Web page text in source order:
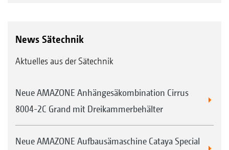
News Sätechnik
Aktuelles aus der Sätechnik
Neue AMAZONE Anhängesäkombination Cirrus
8004-2C Grand mit Dreikammerbehälter
Neue AMAZONE Aufbausämaschine Cataya Special